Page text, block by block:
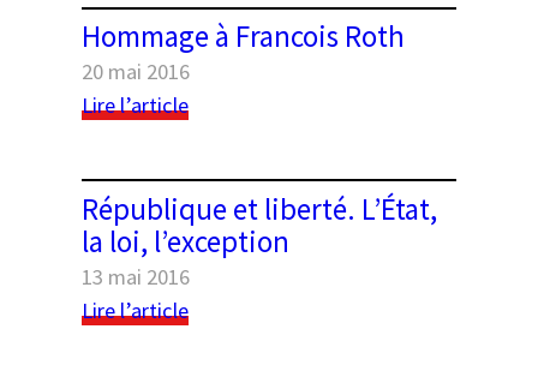
à
1980
du
conseil
d’administration
de
Hommage à Francois Roth
20 mai 2016
Lire l’article:
Francois
Roth
République et liberté. L’État,
la loi, l’exception
13 mai 2016
Lire l’article: